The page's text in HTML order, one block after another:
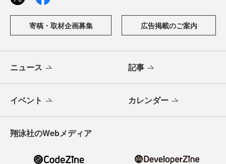
寄稿・取材企画募集 広告掲載のご案内
ニュース 記事
イベント カレンダー
翔泳社のWebメディア